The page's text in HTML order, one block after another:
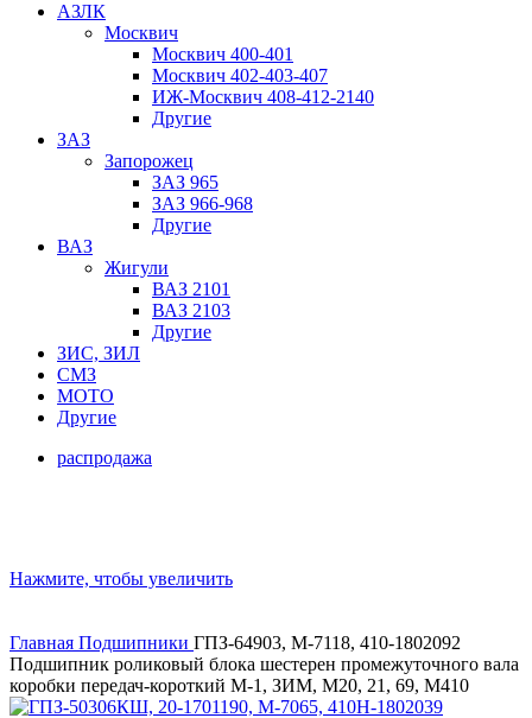
АЗЛК
Москвич
Москвич 400-401
Москвич 402-403-407
ИЖ-Москвич 408-412-2140
Другие
ЗАЗ
Запорожец
ЗАЗ 965
ЗАЗ 966-968
Другие
ВАЗ
Жигули
ВАЗ 2101
ВАЗ 2103
Другие
ЗИС, ЗИЛ
СМЗ
МОТО
Другие
распродажа
Нажмите, чтобы увеличить
Главная Подшипники ГПЗ-64903, М-7118, 410-1802092
Подшипник роликовый блока шестерен промежуточного вала
коробки передач-короткий М-1, ЗИМ, М20, 21, 69, М410